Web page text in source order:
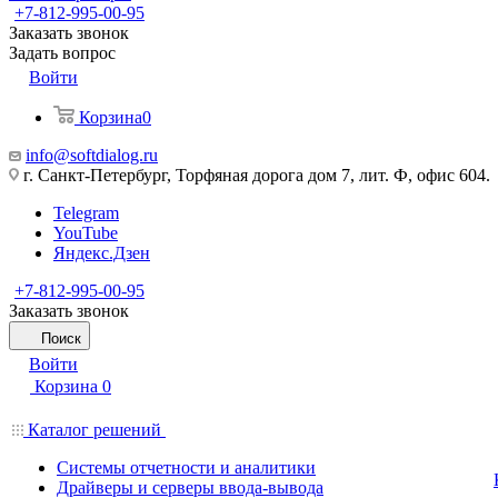
+7-812-995-00-95
Заказать звонок
Задать вопрос
Войти
Корзина0
info@softdialog.ru
г. Санкт-Петербург, Торфяная дорога дом 7, лит. Ф, офис 604.
Telegram
YouTube
Яндекс.Дзен
+7-812-995-00-95
Заказать звонок
Поиск
Войти
Корзина 0
Каталог решений
Системы отчетности и аналитики
Драйверы и серверы ввода-вывода